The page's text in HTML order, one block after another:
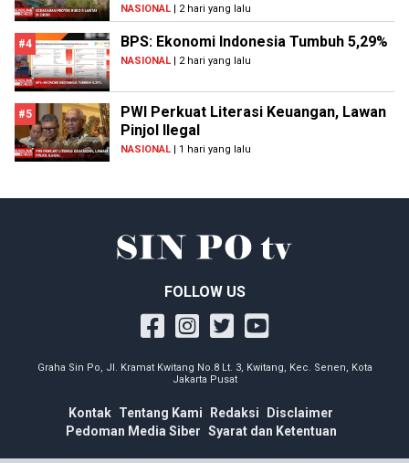
NASIONAL | 2 hari yang lalu
#4 BPS: Ekonomi Indonesia Tumbuh 5,29%
NASIONAL | 2 hari yang lalu
#5
PWI Perkuat Literasi Keuangan, Lawan
Pinjol Ilegal
NASIONAL | 1 hari yang lalu
FOLLOW US
Graha Sin Po, Jl. Kramat Kwitang No.8 Lt. 3, Kwitang, Kec. Senen, Kota
Jakarta Pusat
Kontak Tentang Kami Redaksi
Disclaimer
Pedoman Media Siber Syarat dan Ketentuan